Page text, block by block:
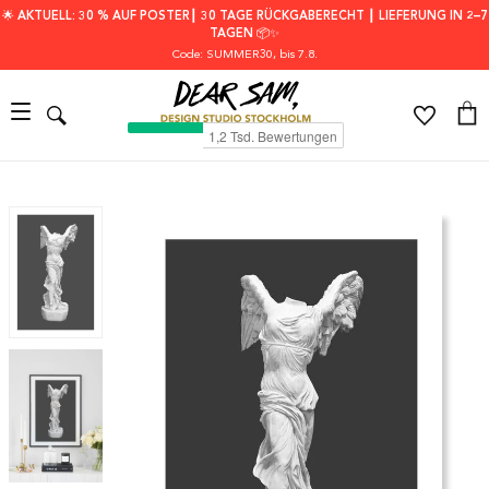
🌟 AKTUELL: 30 % AUF POSTER┃ 30 TAGE RÜCKGABERECHT ┃ LIEFERUNG IN 2–7
TAGEN 📦✨
Code: SUMMER30, bis 7.8.